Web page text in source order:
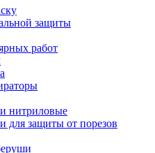
защиты
работ
нитриловые
для защиты от порезов